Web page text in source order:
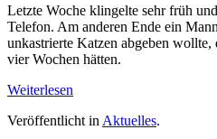
Letzte Woche klingelte sehr früh
Telefon. Am anderen Ende ein
unkastrierte Katzen abgeben wollte,
vier Wochen hätten.
Weiterlesen
Veröffentlicht in Aktuelles.